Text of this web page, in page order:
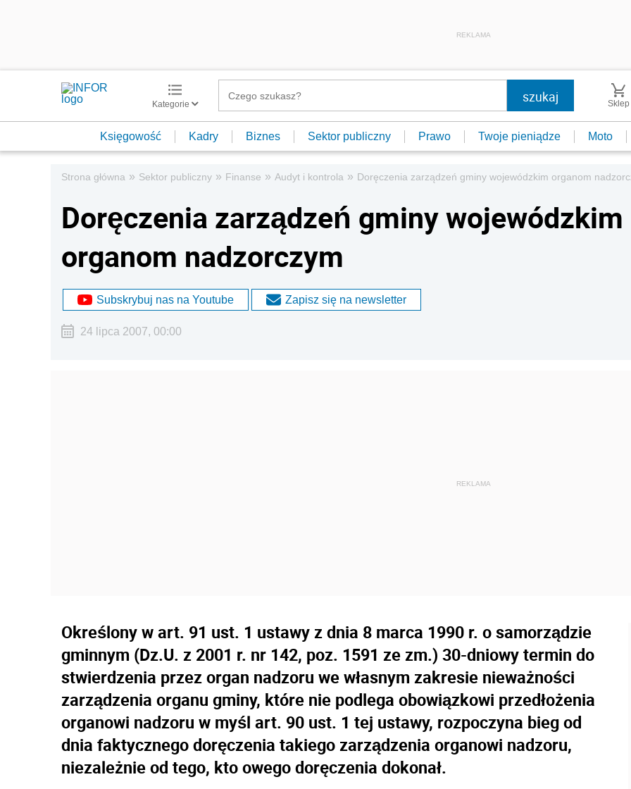
REKLAMA
Kategorie Sklep
Księgowość Kadry Biznes Sektor publiczny Prawo Twoje pieniądze Moto
Strona główna » Sektor publiczny » Finanse » Audyt i kontrola » Doręczenia zarządzeń gminy wojewódzkim organom
Doręczenia zarządzeń gminy wojewódzkim
organom nadzorczym
Subskrybuj nas na Youtube Zapisz się na newsletter
24 lipca 2007, 00:00
Określony w art. 91 ust. 1 ustawy z dnia 8 marca 1990 r. o samorządzie
gminnym (Dz.U. z 2001 r. nr 142, poz. 1591 ze zm.) 30-dniowy termin do
stwierdzenia przez organ nadzoru we własnym zakresie nieważności
zarządzenia organu gminy, które nie podlega obowiązkowi przedłożenia
organowi nadzoru w myśl art. 90 ust. 1 tej ustawy, rozpoczyna bieg od
dnia faktycznego doręczenia takiego zarządzenia organowi nadzoru,
niezależnie od tego, kto owego doręczenia dokonał.